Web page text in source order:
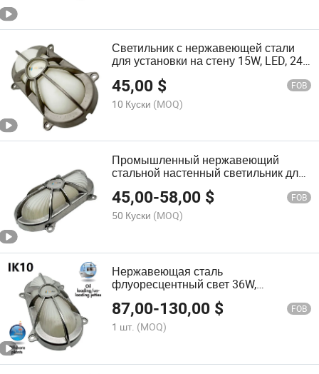
Светильник с нержавеющей стали
для установки на стену 15W, LED, 24V,
освещение
45,00 $ FOB
10 Куски (MOQ)
Промышленный нержавеющий
стальной настенный светильник для
кораблей, электростанций,
конвейерных лент и освещения в
суровых условиях на море
45,00-58,00 $ FOB
50 Куски (MOQ)
Нержавеющая сталь
флуоресцентный свет 36W,
светодиод, 220V, 3000K, IP65,
морские лодочные светильники
87,00-130,00 $ FOB
1 шт. (MOQ)